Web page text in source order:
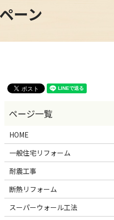
ーン
HOME
一般住宅リフォーム
耐震工事
断熱リフォーム
スーパーウォール工法